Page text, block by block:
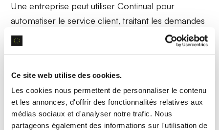
Ce site web utilise des cookies.
Les cookies nous permettent de personnaliser le contenu
et les annonces, d'offrir des fonctionnalités relatives aux
médias sociaux et d'analyser notre trafic. Nous
partageons également des informations sur l'utilisation de
Une entreprise peut utiliser Continual pour
automatiser le service client, traitant les demandes
courantes sans intervention humaine, améliorant
ainsi la réactivité et réduisant les temps d’attente.
Continual peut générer desimages de haute
qualitéen utilisant des modèles de machines